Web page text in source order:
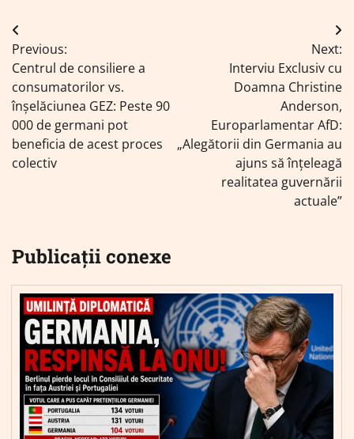
Navigare
în
articole
Previous:
Centrul de consiliere a
consumatorilor vs.
înșelăciunea GEZ: Peste 90
000 de germani pot
beneficia de acest proces
colectiv
Next:
Interviu Exclusiv cu
Doamna Christine
Anderson,
Europarlamentar AfD:
„Alegătorii din Germania au
ajuns să înțeleagă
realitatea guvernării
actuale”
Publicații conexe